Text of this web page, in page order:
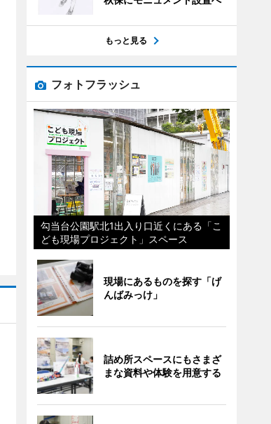
もっと見る
フォトフラッシュ
勾当台公園駅北1出入り口近くにある「こ
ども現場プロジェクト」スペース
現場にあるものを探す「げ
んばみっけ」
詰め所スペースにもさまざ
まな資料や体験を用意する